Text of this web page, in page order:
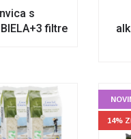
s
filtre
14%